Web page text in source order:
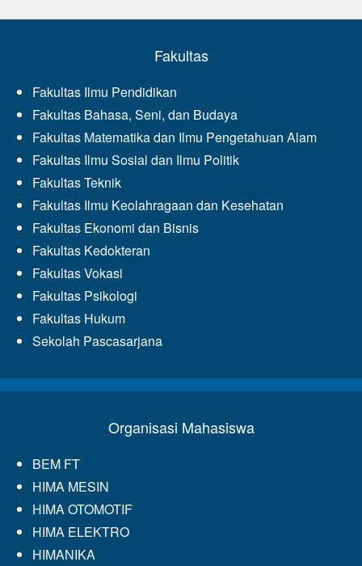
Fakultas
Fakultas Ilmu Pendidikan
Fakultas Bahasa, Seni, dan Budaya
Fakultas Matematika dan Ilmu Pengetahuan Alam
Fakultas Ilmu Sosial dan Ilmu Politik
Fakultas Teknik
Fakultas Ilmu Keolahragaan dan Kesehatan
Fakultas Ekonomi dan Bisnis
Fakultas Kedokteran
Fakultas Vokasi
Fakultas Psikologi
Fakultas Hukum
Sekolah Pascasarjana
Organisasi Mahasiswa
BEM FT
HIMA MESIN
HIMA OTOMOTIF
HIMA ELEKTRO
HIMANIKA